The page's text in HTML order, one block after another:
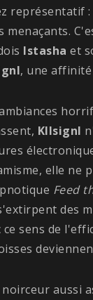
représentatif
menaçants.
Istasha et
, une
Kllsignl
elle ne
Feed
des
ce sens de
noirceur aussi